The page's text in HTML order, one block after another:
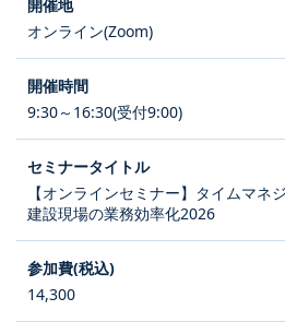
オンライン(Zoom)
9:30～16:30(受付9:00)
【オンラインセミナー】タイムマネ
建設現場の業務効率化2026
14,300